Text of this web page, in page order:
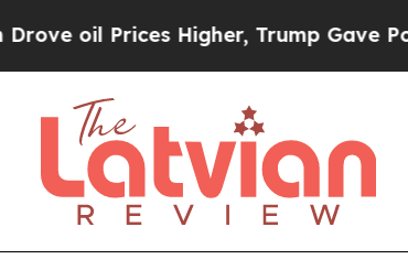
Higher, Trump Gave Politically